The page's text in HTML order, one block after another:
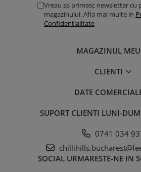
Vreau sa primesc newsletter cu
magazinului. Afla mai multe in
Confidentialitate
MAGAZINUL MEU
CLIENTI
DATE
SUPORT CLIENTI LUNI-
0741 034
SOCIAL URMARESTE-NE IN